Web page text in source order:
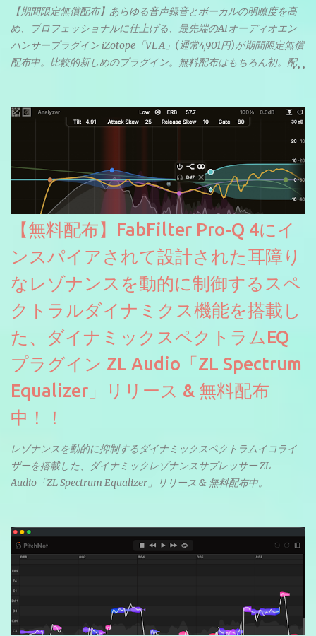
【期間限定無償配布】あらゆる音声録音とボーカルの明瞭度を高
め、プロフェッショナルに仕上げる、最先端のAIオーディオエン
ハンサープラグイン iZotope「VEA」(通常4,901円)が期間限定無償
配布中。比較的新しめのプラグイン。無料配布はもちろん初。配
【無料配布】FabFilter Pro-Q 4にイ
ンスパイアされて設計された耳障り
なレゾナンスを動的に制御するスペ
クトラルダイナミクス機能を搭載し
た、ダイナミックスペクトラムEQ
プラグイン ZL Audio「ZL Spectrum
Equalizer」リリース & 無料配布
中！！
レゾナンスを動的に抑制するダイナミックスペクトラムイコライ
ザーを搭載した、ダイナミックレゾナンスサプレッサー ZL
Audio「ZL Spectrum Equalizer」リリース & 無料配布中。